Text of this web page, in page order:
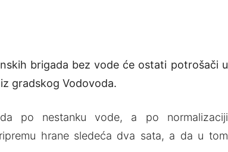
brigada bez vode će ostati potrošači u
gradskog Vodovoda.
po nestanku vode, a po normalizaciji
hrane sledeća dva sata, a da u tom